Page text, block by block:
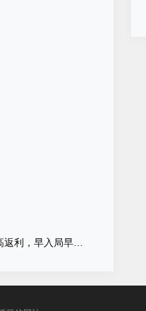
下一篇：2026小红卷APP全面解析：超高返利，早入局早收益，普通人的轻创业风口